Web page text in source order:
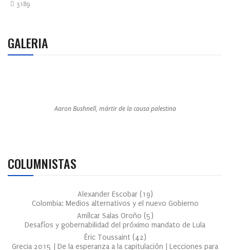
3189
GALERIA
Aaron Bushnell, mártir de la causa palestina
COLUMNISTAS
Alexander Escobar (19)
Colombia: Medios alternativos y el nuevo Gobierno
Amílcar Salas Oroño (5)
Desafíos y gobernabilidad del próximo mandato de Lula
Éric Toussaint (42)
Grecia 2015 | De la esperanza a la capitulación | Lecciones para